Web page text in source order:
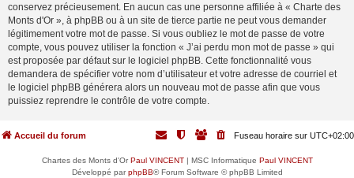
conservez précieusement. En aucun cas une personne affiliée à « Charte des
Monts d'Or », à phpBB ou à un site de tierce partie ne peut vous demander
légitimement votre mot de passe. Si vous oubliez le mot de passe de votre
compte, vous pouvez utiliser la fonction « J’ai perdu mon mot de passe » qui
est proposée par défaut sur le logiciel phpBB. Cette fonctionnalité vous
demandera de spécifier votre nom d’utilisateur et votre adresse de courriel et
le logiciel phpBB générera alors un nouveau mot de passe afin que vous
puissiez reprendre le contrôle de votre compte.
Accueil du forum Fuseau horaire sur UTC+02:00
Chartes des Monts d'OrPaul VINCENT| MSC Informatique Paul VINCENT
Développé parphpBB® Forum Software © phpBB Limited